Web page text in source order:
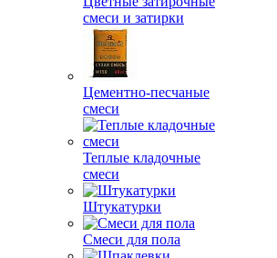
смеси и затирки
Цементно-песчаные
смеси
Теплые кладочные
смеси
Штукатурки
Смеси для пола